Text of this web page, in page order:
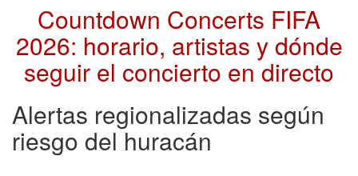
Countdown Concerts FIFA
2026: horario, artistas y dónde
seguir el concierto en directo
Alertas regionalizadas según
riesgo del huracán